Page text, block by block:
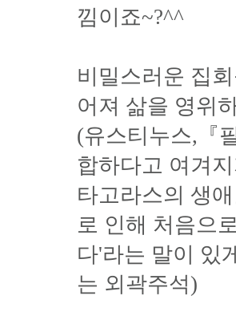
낌이죠~?^^
비밀스러운 집
어져 삶을 영위
(유스티누스,『
합하다고 여겨
타고라스의 생
로 인해 처음으
다'라는 말이 있
는 외곽주석)